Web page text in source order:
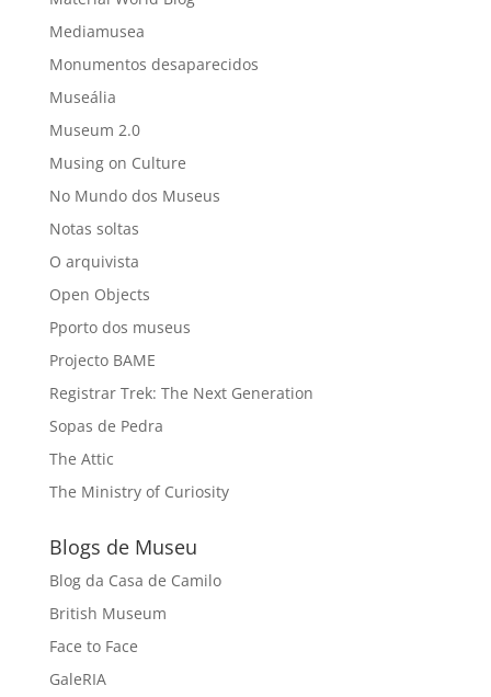
Mediamusea
Monumentos desaparecidos
Museália
Museum 2.0
Musing on Culture
No Mundo dos Museus
Notas soltas
O arquivista
Open Objects
Pporto dos museus
Projecto BAME
Registrar Trek: The Next Generation
Sopas de Pedra
The Attic
The Ministry of Curiosity
Blogs de Museu
Blog da Casa de Camilo
British Museum
Face to Face
GaleRIA